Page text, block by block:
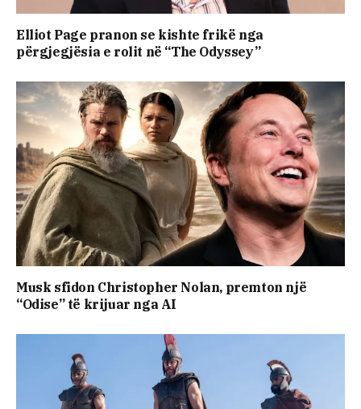
Elliot Page pranon se kishte frikë nga
përgjegjësia e rolit në “The Odyssey”
Musk sfidon Christopher Nolan, premton një
“Odise” të krijuar nga AI